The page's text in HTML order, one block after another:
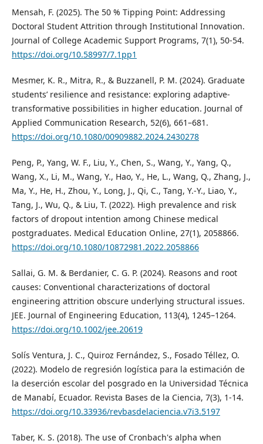
Mensah, F. (2025). The 50 % Tipping Point: Addressing
Doctoral Student Attrition through Institutional Innovation.
Journal of College Academic Support Programs, 7(1), 50-54.
https://doi.org/10.58997/7.1pp1
Mesmer, K. R., Mitra, R., & Buzzanell, P. M. (2024). Graduate
students’ resilience and resistance: exploring adaptive-
transformative possibilities in higher education. Journal of
Applied Communication Research, 52(6), 661–681.
https://doi.org/10.1080/00909882.2024.2430278
Peng, P., Yang, W. F., Liu, Y., Chen, S., Wang, Y., Yang, Q.,
Wang, X., Li, M., Wang, Y., Hao, Y., He, L., Wang, Q., Zhang, J.,
Ma, Y., He, H., Zhou, Y., Long, J., Qi, C., Tang, Y.-Y., Liao, Y.,
Tang, J., Wu, Q., & Liu, T. (2022). High prevalence and risk
factors of dropout intention among Chinese medical
postgraduates. Medical Education Online, 27(1), 2058866.
https://doi.org/10.1080/10872981.2022.2058866
Sallai, G. M. & Berdanier, C. G. P. (2024). Reasons and root
causes: Conventional characterizations of doctoral
engineering attrition obscure underlying structural issues.
JEE. Journal of Engineering Education, 113(4), 1245–1264.
https://doi.org/10.1002/jee.20619
Solís Ventura, J. C., Quiroz Fernández, S., Fosado Téllez, O.
(2022). Modelo de regresión logística para la estimación de
la deserción escolar del posgrado en la Universidad Técnica
de Manabí, Ecuador. Revista Bases de la Ciencia, 7(3), 1-14.
https://doi.org/10.33936/revbasdelaciencia.v7i3.5197
Taber, K. S. (2018). The use of Cronbach's alpha when